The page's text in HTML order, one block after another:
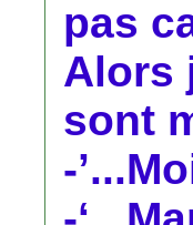
pas
Alors
sont
-